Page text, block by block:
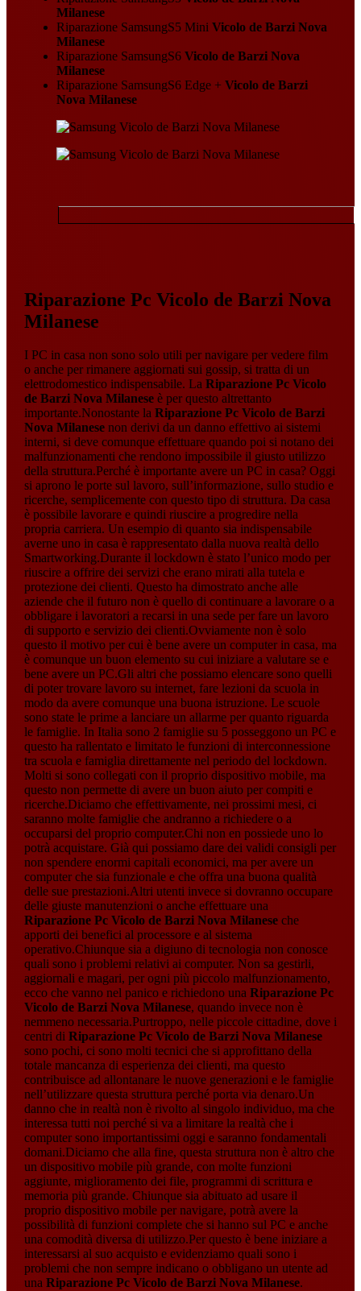
Milanese
Riparazione SamsungS5 Mini Vicolo de Barzi Nova
Milanese
Riparazione SamsungS6Vicolo de Barzi Nova
Milanese
Riparazione SamsungS6 Edge + Vicolo de Barzi
Nova Milanese
Riparazione Pc Vicolo de Barzi Nova
Milanese
I PC in casa non sono solo utili per navigare per vedere film
o anche per rimanere aggiornati sui gossip, si tratta di un
elettrodomestico indispensabile. La Riparazione Pc Vicolo
de Barzi Nova Milaneseè per questo altrettanto
importante.Nonostante la Riparazione Pc Vicolo de Barzi
Nova Milanesenon derivi da un danno effettivo ai sistemi
interni, si deve comunque effettuare quando poi si notano dei
malfunzionamenti che rendono impossibile il giusto utilizzo
della struttura.Perché è importante avere un PC in casa? Oggi
si aprono le porte sul lavoro, sull’informazione, sullo studio e
ricerche, semplicemente con questo tipo di struttura. Da casa
è possibile lavorare e quindi riuscire a progredire nella
propria carriera. Un esempio di quanto sia indispensabile
averne uno in casa è rappresentato dalla nuova realtà dello
Smartworking.Durante il lockdown è stato l’unico modo per
riuscire a offrire dei servizi che erano mirati alla tutela e
protezione dei clienti. Questo ha dimostrato anche alle
aziende che il futuro non è quello di continuare a lavorare o a
obbligare i lavoratori a recarsi in una sede per fare un lavoro
di supporto e servizio dei clienti.Ovviamente non è solo
questo il motivo per cui è bene avere un computer in casa, ma
è comunque un buon elemento su cui iniziare a valutare se e
bene avere un PC.Gli altri che possiamo elencare sono quelli
di poter trovare lavoro su internet, fare lezioni da scuola in
modo da avere comunque una buona istruzione. Le scuole
sono state le prime a lanciare un allarme per quanto riguarda
le famiglie. In Italia sono 2 famiglie su 5 posseggono un PC e
questo ha rallentato e limitato le funzioni di interconnessione
tra scuola e famiglia direttamente nel periodo del lockdown.
Molti si sono collegati con il proprio dispositivo mobile, ma
questo non permette di avere un buon aiuto per compiti e
ricerche.Diciamo che effettivamente, nei prossimi mesi, ci
saranno molte famiglie che andranno a richiedere o a
occuparsi del proprio computer.Chi non en possiede uno lo
potrà acquistare. Già qui possiamo dare dei validi consigli per
non spendere enormi capitali economici, ma per avere un
computer che sia funzionale e che offra una buona qualità
delle sue prestazioni.Altri utenti invece si dovranno occupare
delle giuste manutenzioni o anche effettuare una
Riparazione Pc Vicolo de Barzi Nova Milaneseche
apporti dei benefici al processore e al sistema
operativo.Chiunque sia a digiuno di tecnologia non conosce
quali sono i problemi relativi ai computer. Non sa gestirli,
aggiornali e magari, per ogni più piccolo malfunzionamento,
ecco che vanno nel panico e richiedono una Riparazione Pc
Vicolo de Barzi Nova Milanese, quando invece non è
nemmeno necessaria.Purtroppo, nelle piccole cittadine, dove i
centri di Riparazione Pc Vicolo de Barzi Nova Milanese
sono pochi, ci sono molti tecnici che si approfittano della
totale mancanza di esperienza dei clienti, ma questo
contribuisce ad allontanare le nuove generazioni e le famiglie
nell’utilizzare questa struttura perché porta via denaro.Un
danno che in realtà non è rivolto al singolo individuo, ma che
interessa tutti noi perché si va a limitare la realtà che i
computer sono importantissimi oggi e saranno fondamentali
domani.Diciamo che alla fine, questa struttura non è altro che
un dispositivo mobile più grande, con molte funzioni
aggiunte, miglioramento dei file, programmi di scrittura e
memoria più grande. Chiunque sia abituato ad usare il
proprio dispositivo mobile per navigare, potrà avere la
possibilità di funzioni complete che si hanno sul PC e anche
una comodità diversa di utilizzo.Per questo è bene iniziare a
interessarsi al suo acquisto e evidenziamo quali sono i
problemi che non sempre indicano o obbligano un utente ad
una Riparazione Pc Vicolo de Barzi Nova Milanese.